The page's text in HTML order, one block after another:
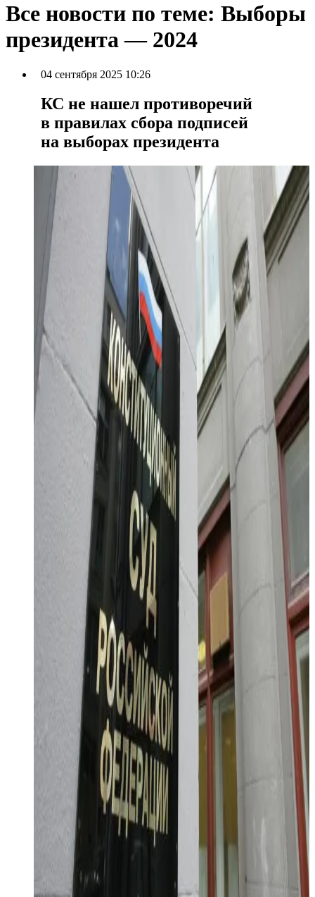
Все новости по теме: Выборы
президента — 2024
04 сентября 2025 10:26
КС не нашел противоречий
в правилах сбора подписей
на выборах президента